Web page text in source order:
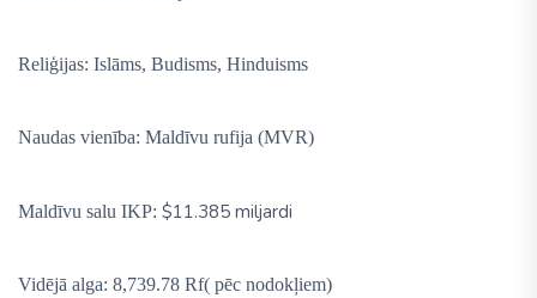
Reliģijas: Islāms, Budisms, Hinduisms
Naudas vienība: Maldīvu rufija (MVR)
Maldīvu salu IKP: $11.385 miljardi
Vidējā alga: 8,739.78 Rf( pēc nodokļiem)